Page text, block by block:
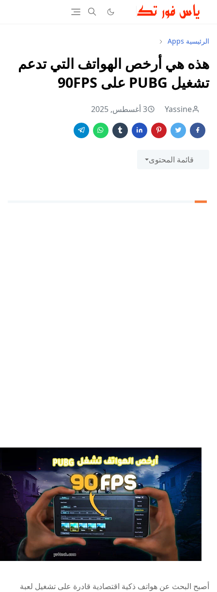
الرئيسية Apps
هذه هي أرخص الهواتف التي تدعم
تشغيل PUBG على 90FPS
Yassine 3 أغسطس, 2025
قائمة المحتوى
أصبح البحث عن هواتف ذكية اقتصادية قادرة على تشغيل لعبة